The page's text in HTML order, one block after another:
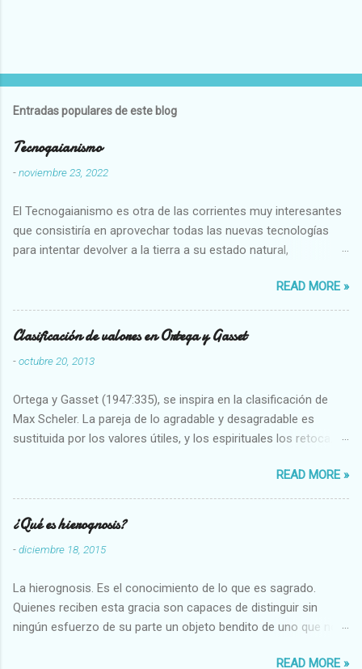
Entradas populares de este blog
Tecnogaianismo
-noviembre 23, 2022
El Tecnogaianismo es otra de las corrientes muy interesantes
que consistiría en aprovechar todas las nuevas tecnologías
para intentar devolver a la tierra a su estado natural,
READ MORE »
Clasificación de valores en Ortega y Gasset
-octubre 20, 2013
Ortega y Gasset (1947:335), se inspira en la clasificación de
Max Scheler. La pareja de lo agradable y desagradable es
sustituida por los valores útiles, y los espirituales los retoca.
Abundante-Escaso,etc 2 VITALES Sano-Enfermo Selecto-
Vulgar Enérgico-Inerte Fuerte-Débil,etc. 3 ESPIRITUALES a)
Intelectuales Conocimiento-Error Exacto-Aproximado
Evidente-Probable,etc b) Morales Bueno-malo Bondadoso-
malvado Justo-Injusto Escrupuloso-Relajado Leal-Desleal,etc.
Armonioso-Inarmonioso 4 RELIGIOSOS Santo-Pr...
READ MORE »
¿Qué es hierognosis?
-diciembre 18, 2015
La hierognosis. Es el conocimiento de lo que es sagrado.
Quienes reciben esta gracia son capaces de distinguir sin
ningún esfuerzo de su parte un objeto bendito de uno que no
READ MORE »